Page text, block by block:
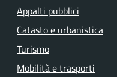
Appalti pubblici
Catasto e urbanistica
Turismo
Mobilità e trasporti